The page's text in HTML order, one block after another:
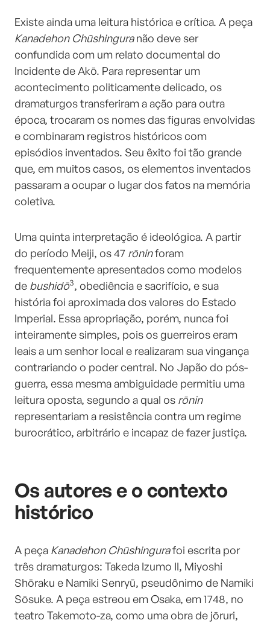
Existe ainda uma leitura histórica e crítica. A peça
Kanadehon Chūshinguranão deve ser
confundida com um relato documental do
Incidente de Akō. Para representar um
acontecimento politicamente delicado, os
dramaturgos transferiram a ação para outra
época, trocaram os nomes das figuras envolvidas
e combinaram registros históricos com
episódios inventados. Seu êxito foi tão grande
que, em muitos casos, os elementos inventados
passaram a ocupar o lugar dos fatos na memória
coletiva.
Uma quinta interpretação é ideológica. A partir
do período Meiji, os 47 rōninforam
frequentemente apresentados como modelos
de bushidō3, obediência e sacrifício, e sua
história foi aproximada dos valores do Estado
Imperial. Essa apropriação, porém, nunca foi
inteiramente simples, pois os guerreiros eram
leais a um senhor local e realizaram sua vingança
contrariando o poder central. No Japão do pós-
guerra, essa mesma ambiguidade permitiu uma
leitura oposta, segundo a qual os rōnin
representariam a resistência contra um regime
burocrático, arbitrário e incapaz de fazer justiça.
Os autores e o contexto
histórico
A peça Kanadehon Chūshingurafoi escrita por
três dramaturgos: Takeda Izumo II, Miyoshi
Shōraku e Namiki Senryū, pseudônimo de Namiki
Sōsuke. A peça estreou em Osaka, em 1748, no
teatro Takemoto-za, como uma obra de jōruri,